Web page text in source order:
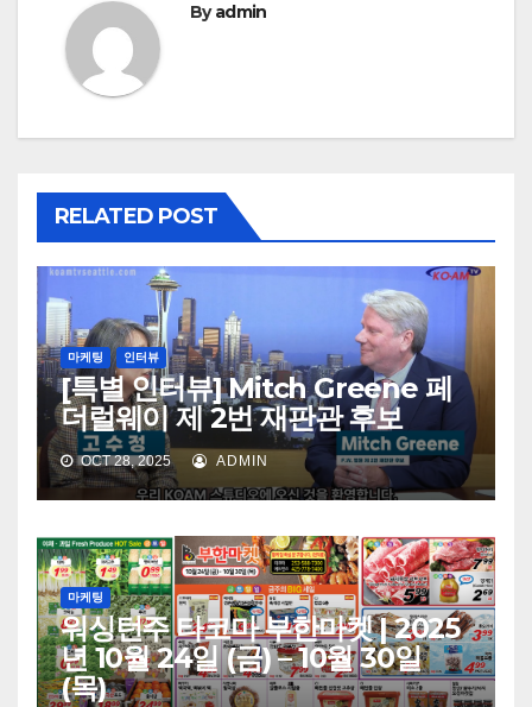
Byadmin
RELATED POST
마케팅 인터뷰
[특별 인터뷰] Mitch Greene 페
더럴웨이 제 2번 재판관 후보
OCT 28, 2025 ADMIN
마케팅
워싱턴주 타코마 부한마켓 | 2025
년 10월 24일 (금) – 10월 30일
(목)